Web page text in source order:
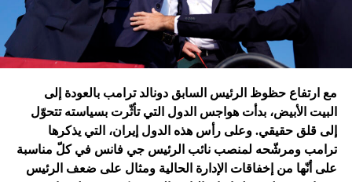
في غزة
إدارة بايدن ونهاية منظومة.. وانتقام نتنياهو
فتح باباً كبيراً على تحوّلات جذرية في السياسة الأميركية وتعاطي
إسرائيل معها، أبرزها:
مع ارتفاع حظوظ الرئيس السابق دونالد ترامب بالعودة إلى
البيت الأبيض، بدأت هواجس الدول التي تأثّرت بسياسته تتحوّل
إلى قلق حقيقي. وعلى رأس هذه الدول إيران، التي يذكرها
ترامب ومرشّحه لمنصب نائب الرئيس جي فانس في كلّ مناسبة
على أنّها من إخفاقات الإدارة الحالية ومثال على ضعف الرئيس